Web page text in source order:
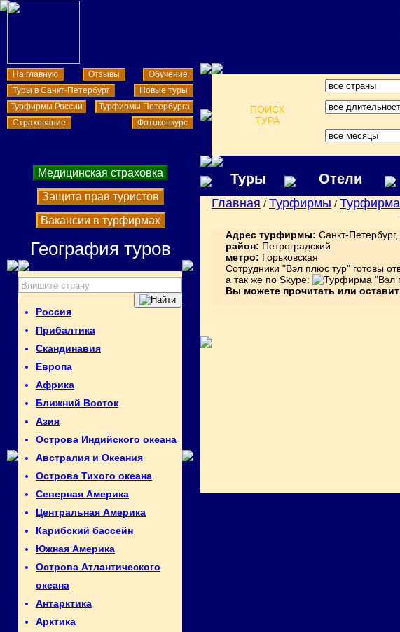
На главную Отзывы
Обучение
Туры в Санкт-Петербург
Новые туры
Турфирмы России
Турфирмы Петербурга
Страхование
Фотоконкурс
ПОИСК
ТУРА
Медицинская страховка
Защита прав туристов
Вакансии в турфирмах
География туров
Россия
Прибалтика
Скандинавия
Европа
Африка
Ближний Восток
Азия
Острова Индийского океана
Австралия и Океания
Острова Тихого океана
Северная Америка
Центральная Америка
Карибский бассейн
Южная Америка
Острова Атлантического
океана
Антарктика
Арктика
Туры Отели
Главная / Турфирмы /
Адрес турфирмы: Санкт-
район: Петроградский
метро: Горьковская
Сотрудники "Вэл плюс тур" готовы
а так же по Skype:
Вы можете прочитать или